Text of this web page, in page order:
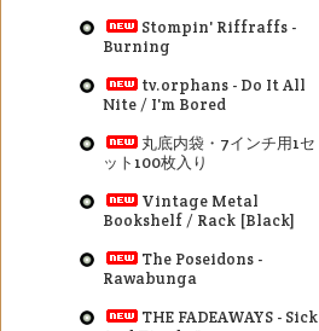
Stompin' Riffraffs -
Burning
tv.orphans - Do It All
Nite / I'm Bored
丸底内袋・7インチ用1セ
ット100枚入り
Vintage Metal
Bookshelf / Rack [Black]
The Poseidons -
Rawabunga
THE FADEAWAYS - Sick